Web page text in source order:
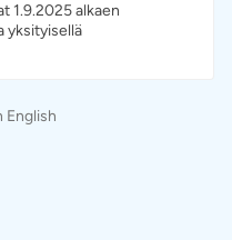
1.9.2025 alkaen
yksityisellä
English